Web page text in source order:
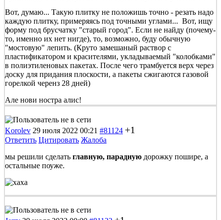
Вот, думаю... Такую плитку не положишь точно - резать надо
каждую плитку, примеряясь под точными углами... Вот, ищу
форму под брусчатку "старый город". Если не найду (почему-
то, именно их нет нигде), то, возможно, буду обычную
"мостовую" лепить. (Круто замешаный раствор с
пластификатором и красителями, укладываемый "колобками"
в полиэтиленовых пакетах. После чего трамбуется верх через
доску для придания плоскости, а пакеты сжигаются газовой
горелкой черенз 28 дней)
Але нови ностра алис!
Korolev 29 июля 2022 00:21 #81124 +1
Ответить Цитировать Жалоба
мы решили сделать главную, парадную дорожку пошире, а
остальные поуже.